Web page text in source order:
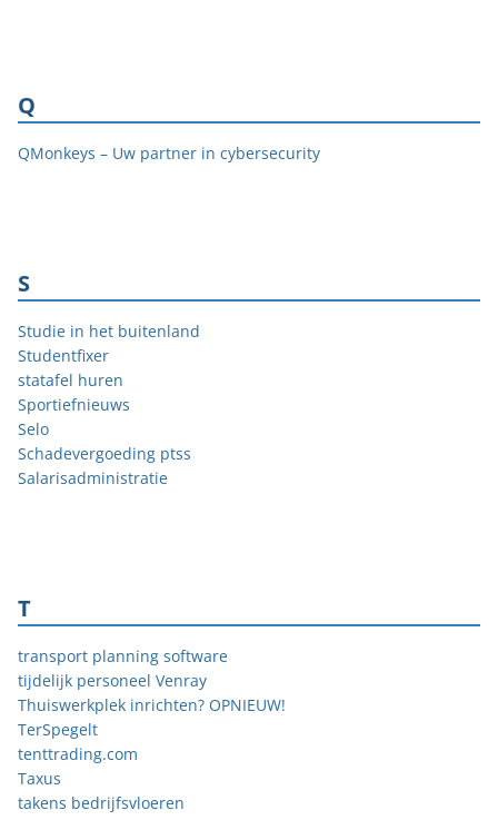
Q
QMonkeys – Uw partner in cybersecurity
S
Studie in het buitenland
Studentfixer
statafel huren
Sportiefnieuws
Selo
Schadevergoeding ptss
Salarisadministratie
T
transport planning software
tijdelijk personeel Venray
Thuiswerkplek inrichten? OPNIEUW!
TerSpegelt
tenttrading.com
Taxus
takens bedrijfsvloeren